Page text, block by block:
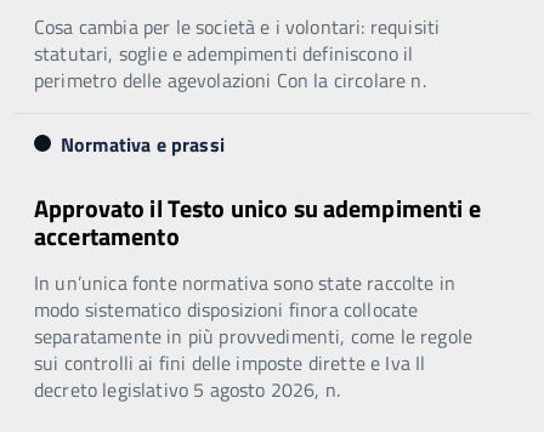
Cosa cambia per le società e i volontari: requisiti
statutari, soglie e adempimenti definiscono il
perimetro delle agevolazioni Con la circolare n.
Normativa e prassi
Approvato il Testo unico su adempimenti e
accertamento
In un’unica fonte normativa sono state raccolte in
modo sistematico disposizioni finora collocate
separatamente in più provvedimenti, come le regole
sui controlli ai fini delle imposte dirette e Iva Il
decreto legislativo 5 agosto 2026, n.